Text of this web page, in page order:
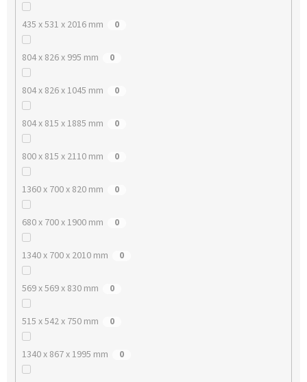
435 x 531 x 2016 mm 0
804 x 826 x 995 mm 0
804 x 826 x 1045 mm 0
804 x 815 x 1885 mm 0
800 x 815 x 2110 mm 0
1360 x 700 x 820 mm 0
680 x 700 x 1900 mm 0
1340 x 700 x 2010 mm 0
569 x 569 x 830 mm 0
515 x 542 x 750 mm 0
1340 x 867 x 1995 mm 0